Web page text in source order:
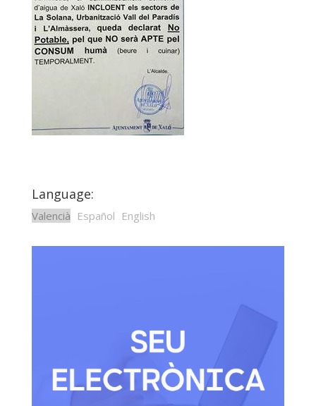
Language:
Valencià Español English